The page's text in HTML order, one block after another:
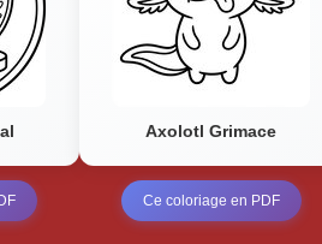
Axolotl Grimace
Ce coloriage en PDF